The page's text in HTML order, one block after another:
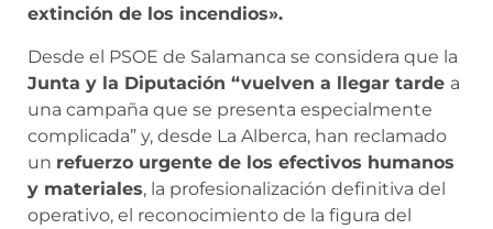
extinción de los incendios».
Desde el PSOE de Salamanca se considera que la
Junta y la Diputación “vuelven a llegar tarde a
una campaña que se presenta especialmente
complicada” y, desde La Alberca, han reclamado
un refuerzo urgente de los efectivos humanos
y materiales, la profesionalización definitiva del
operativo, el reconocimiento de la figura del